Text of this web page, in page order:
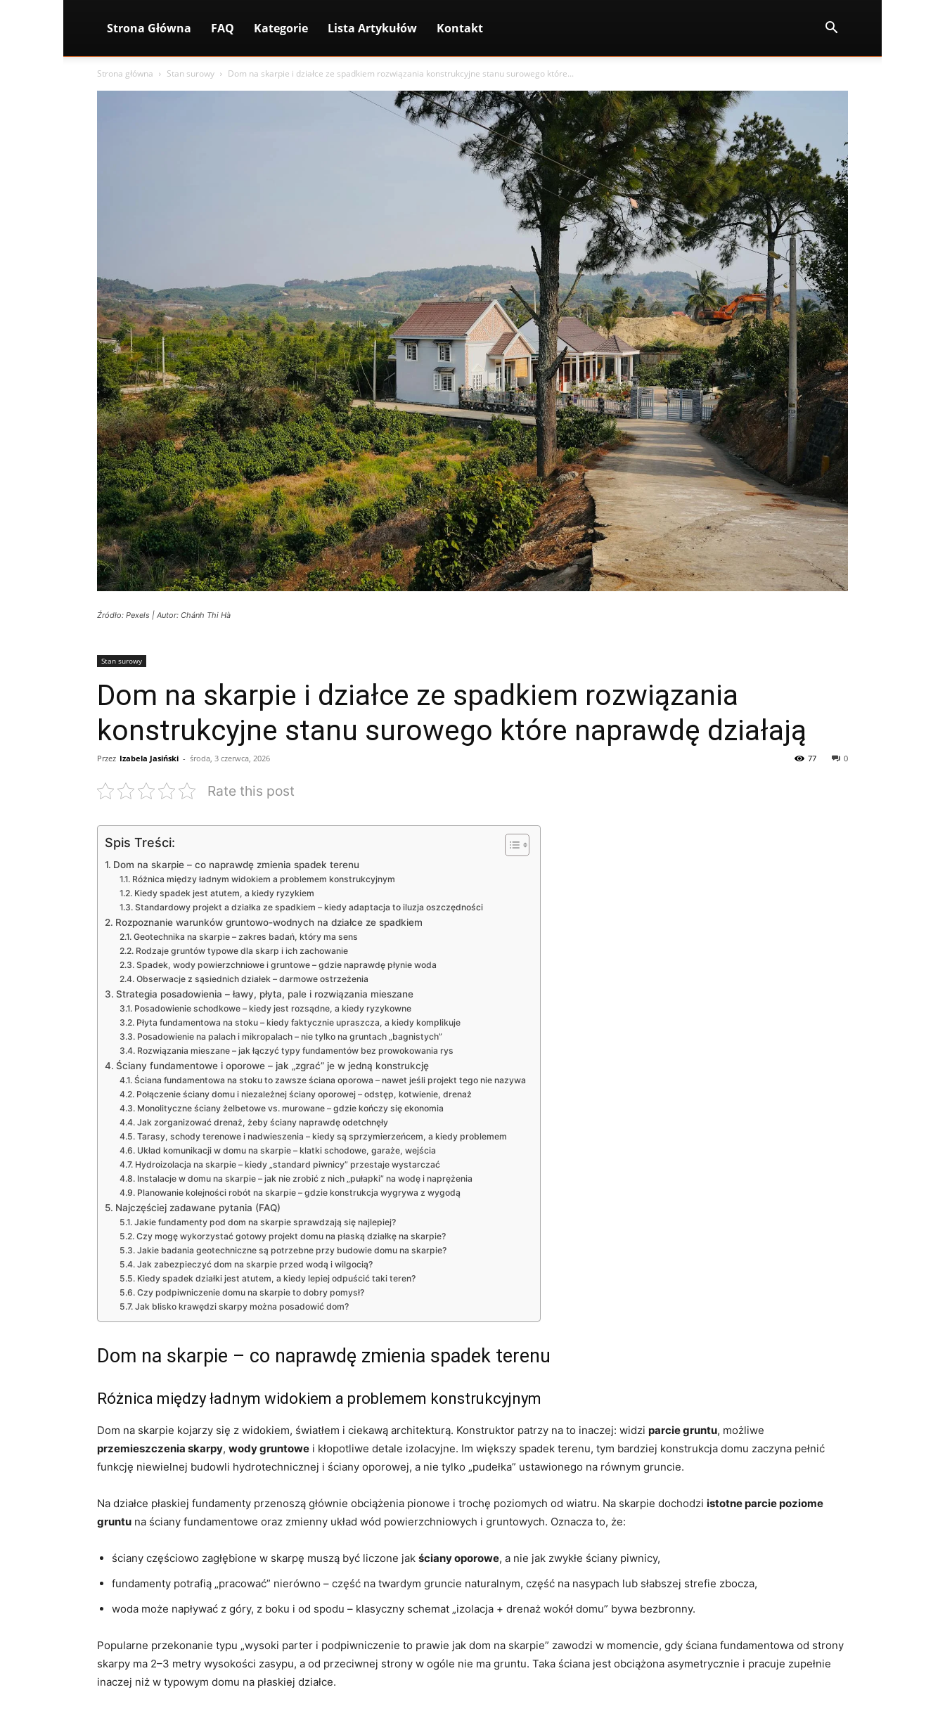
Strona Główna FAQ Kategorie Lista Artykułów Kontakt
Strona główna Stan surowy Dom na skarpie i działce ze spadkiem rozwiązania konstrukcyjne stanu surowego które...
Źródło: Pexels | Autor: Chánh Thi Hà
Stan surowy
Dom na skarpie i działce ze spadkiem rozwiązania
konstrukcyjne stanu surowego które naprawdę działają
Przez Izabela Jasiński - środa, 3 czerwca, 2026 0
77
Rate this post
Spis Treści:
Dom na skarpie – co naprawdę zmienia spadek terenu
Różnica między ładnym widokiem a problemem konstrukcyjnym
Kiedy spadek jest atutem, a kiedy ryzykiem
Standardowy projekt a działka ze spadkiem – kiedy adaptacja to iluzja oszczędności
Rozpoznanie warunków gruntowo-wodnych na działce ze spadkiem
Geotechnika na skarpie – zakres badań, który ma sens
Rodzaje gruntów typowe dla skarp i ich zachowanie
Spadek, wody powierzchniowe i gruntowe – gdzie naprawdę płynie woda
Obserwacje z sąsiednich działek – darmowe ostrzeżenia
Strategia posadowienia – ławy, płyta, pale i rozwiązania mieszane
Posadowienie schodkowe – kiedy jest rozsądne, a kiedy ryzykowne
Płyta fundamentowa na stoku – kiedy faktycznie upraszcza, a kiedy komplikuje
Posadowienie na palach i mikropalach – nie tylko na gruntach „bagnistych”
Rozwiązania mieszane – jak łączyć typy fundamentów bez prowokowania rys
Ściany fundamentowe i oporowe – jak „zgrać” je w jedną konstrukcję
Ściana fundamentowa na stoku to zawsze ściana oporowa – nawet jeśli projekt tego nie nazywa
Połączenie ściany domu i niezależnej ściany oporowej – odstęp, kotwienie, drenaż
Monolityczne ściany żelbetowe vs. murowane – gdzie kończy się ekonomia
Jak zorganizować drenaż, żeby ściany naprawdę odetchnęły
Tarasy, schody terenowe i nadwieszenia – kiedy są sprzymierzeńcem, a kiedy problemem
Układ komunikacji w domu na skarpie – klatki schodowe, garaże, wejścia
Hydroizolacja na skarpie – kiedy „standard piwnicy” przestaje wystarczać
Instalacje w domu na skarpie – jak nie zrobić z nich „pułapki” na wodę i naprężenia
Planowanie kolejności robót na skarpie – gdzie konstrukcja wygrywa z wygodą
Najczęściej zadawane pytania (FAQ)
Jakie fundamenty pod dom na skarpie sprawdzają się najlepiej?
Czy mogę wykorzystać gotowy projekt domu na płaską działkę na skarpie?
Jakie badania geotechniczne są potrzebne przy budowie domu na skarpie?
Jak zabezpieczyć dom na skarpie przed wodą i wilgocią?
Kiedy spadek działki jest atutem, a kiedy lepiej odpuścić taki teren?
Czy podpiwniczenie domu na skarpie to dobry pomysł?
Jak blisko krawędzi skarpy można posadowić dom?
Dom na skarpie – co naprawdę zmienia spadek terenu
Różnica między ładnym widokiem a problemem konstrukcyjnym
Dom na skarpie kojarzy się z widokiem, światłem i ciekawą architekturą. Konstruktor patrzy na to inaczej: widzi parcie gruntu, możliwe
przemieszczenia skarpy, wody gruntowe i kłopotliwe detale izolacyjne. Im większy spadek terenu, tym bardziej konstrukcja domu zaczyna pełnić
funkcję niewielnej budowli hydrotechnicznej i ściany oporowej, a nie tylko „pudełka” ustawionego na równym gruncie.
Na działce płaskiej fundamenty przenoszą głównie obciążenia pionowe i trochę poziomych od wiatru. Na skarpie dochodzi istotne parcie poziome
gruntu na ściany fundamentowe oraz zmienny układ wód powierzchniowych i gruntowych. Oznacza to, że:
ściany częściowo zagłębione w skarpę muszą być liczone jak ściany oporowe, a nie jak zwykłe ściany piwnicy,
fundamenty potrafią „pracować” nierówno – część na twardym gruncie naturalnym, część na nasypach lub słabszej strefie zbocza,
woda może napływać z góry, z boku i od spodu – klasyczny schemat „izolacja + drenaż wokół domu” bywa bezbronny.
Popularne przekonanie typu „wysoki parter i podpiwniczenie to prawie jak dom na skarpie” zawodzi w momencie, gdy ściana fundamentowa od strony
skarpy ma 2–3 metry wysokości zasypu, a od przeciwnej strony w ogóle nie ma gruntu. Taka ściana jest obciążona asymetrycznie i pracuje zupełnie
inaczej niż w typowym domu na płaskiej działce.